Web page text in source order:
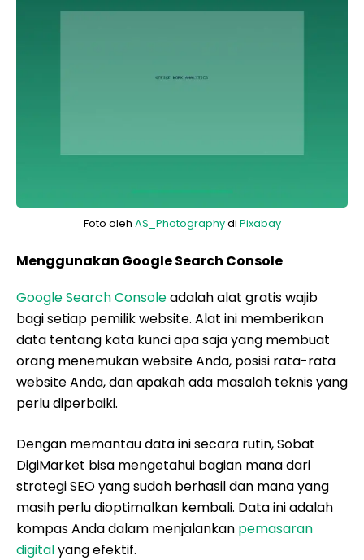
Foto oleh AS_Photographydi Pixabay
Menggunakan Google Search Console
Google Search Consoleadalah alat gratis wajib
bagi setiap pemilik website. Alat ini memberikan
data tentang kata kunci apa saja yang membuat
orang menemukan website Anda, posisi rata-rata
website Anda, dan apakah ada masalah teknis yang
perlu diperbaiki.
Dengan memantau data ini secara rutin, Sobat
DigiMarket bisa mengetahui bagian mana dari
strategi SEO yang sudah berhasil dan mana yang
masih perlu dioptimalkan kembali. Data ini adalah
kompas Anda dalam menjalankan pemasaran
digitalyang efektif.